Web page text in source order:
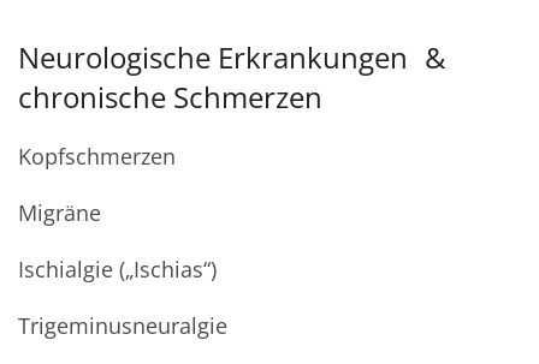
Neurologische Erkrankungen &
chronische Schmerzen
Kopfschmerzen
Migräne
Ischialgie („Ischias“)
Trigeminusneuralgie